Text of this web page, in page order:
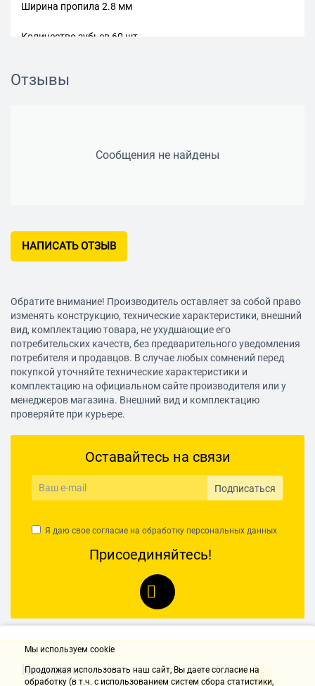
Ширина пропила 2.8 мм
Количество зубьев 60 шт
Отзывы
Сообщения не найдены
НАПИСАТЬ ОТЗЫВ
Обратите внимание! Производитель оставляет за собой право
изменять конструкцию, технические характеристики, внешний
вид, комплектацию товара, не ухудшающие его
потребительских качеств, без предварительного уведомления
потребителя и продавцов. В случае любых сомнений перед
покупкой уточняйте технические характеристики и
комплектацию на официальном сайте производителя или у
менеджеров магазина. Внешний вид и комплектацию
проверяйте при курьере.
Оставайтесь на связи
Подписаться
Я даю свое согласие на обработку персональных данных
Присоединяйтесь!
Контакты
Мы используем cookie
Продолжая использовать наш cайт, Вы даете согласие на
обработку (в т.ч. с использованием систем сбора статистики,